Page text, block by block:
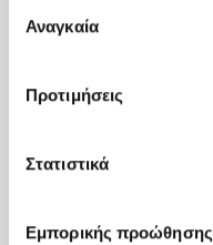
συγκατάθεσης
Αναγκαία
Προτιμήσεις
Στατιστικά
Εμπορικής προώθησης